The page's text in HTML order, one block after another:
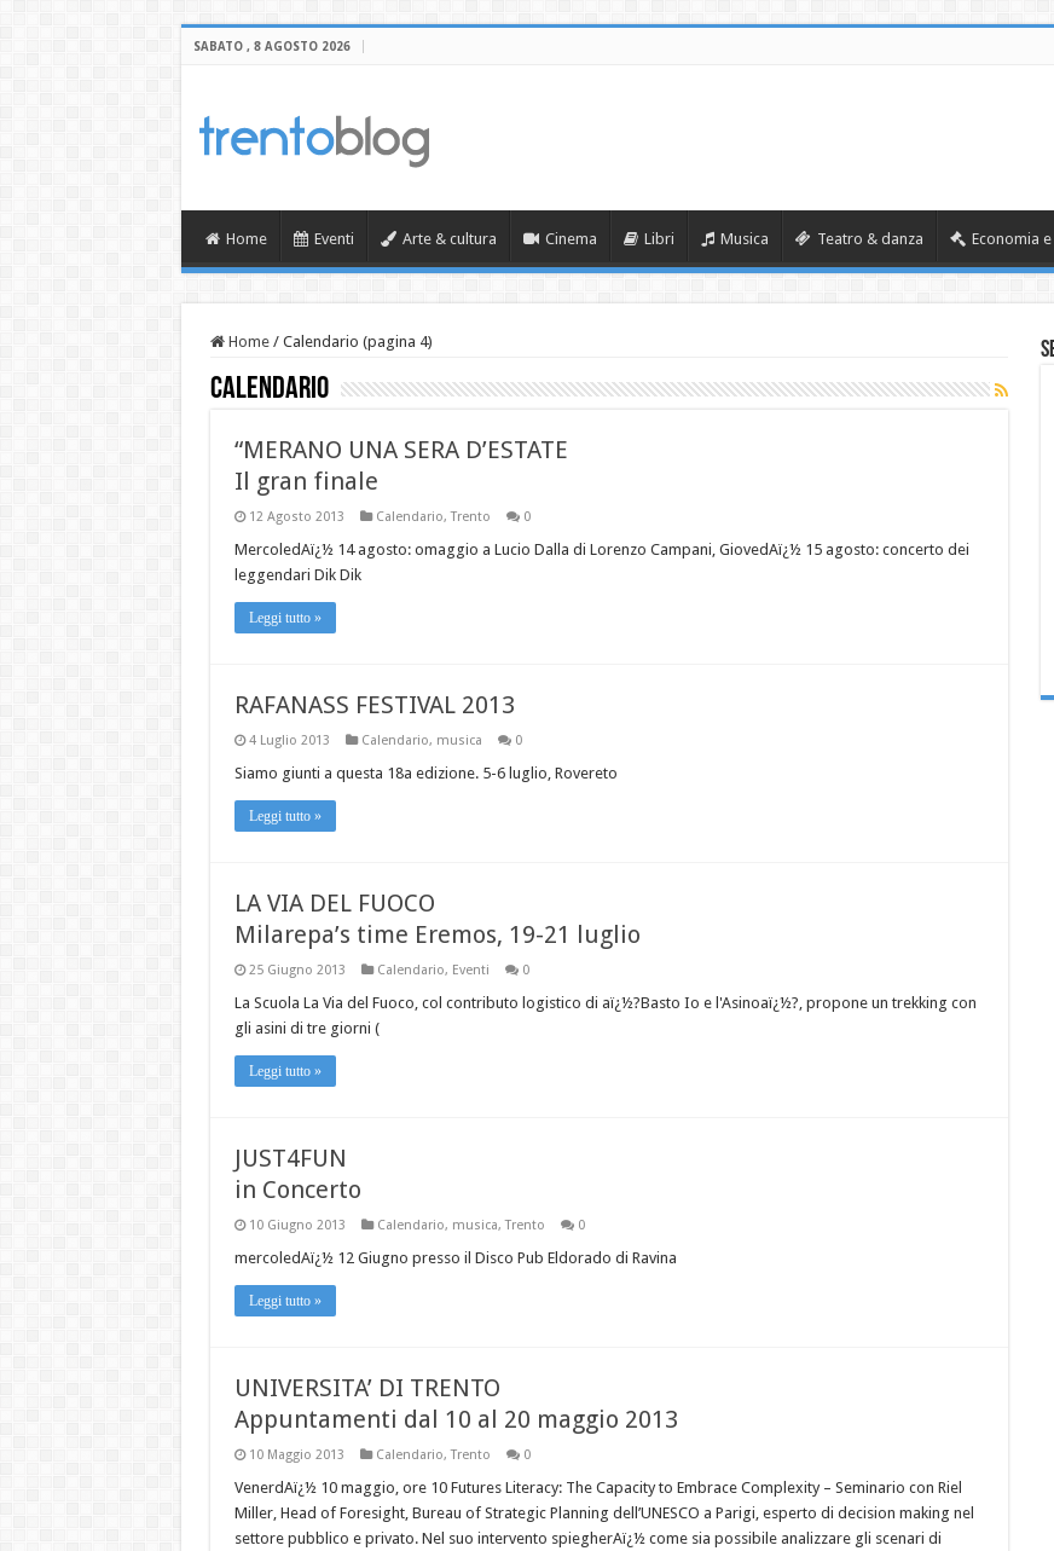
SABATO , 8 AGOSTO 2026
Home Eventi Arte & cultura Cinema Libri Musica Teatro & danza Economia
Home / Calendario (pagina 4)
Calendario
“MERANO UNA SERA D’ESTATE
Il gran finale
12 Agosto 2013 Calendario,Trento 0
MercoledAï¿½ 14 agosto: omaggio a Lucio Dalla di Lorenzo Campani, GiovedAï¿½ 15 agosto: concerto dei
leggendari Dik Dik
Leggi tutto »
RAFANASS FESTIVAL 2013
4 Luglio 2013 Calendario, musica 0
Siamo giunti a questa 18a edizione. 5-6 luglio, Rovereto
Leggi tutto »
LA VIA DEL FUOCO
Milarepa’s time Eremos, 19-21 luglio
25 Giugno 2013 Calendario, Eventi 0
La Scuola La Via del Fuoco, col contributo logistico di aï¿½?Basto Io e l'Asinoaï¿½?, propone un trekking con
gli asini di tre giorni (
Leggi tutto »
JUST4FUN
in Concerto
10 Giugno 2013 Calendario, musica,Trento 0
mercoledAï¿½ 12 Giugno presso il Disco Pub Eldorado di Ravina
Leggi tutto »
UNIVERSITA’ DI TRENTO
Appuntamenti dal 10 al 20 maggio 2013
10 Maggio 2013 Calendario,Trento 0
VenerdAï¿½ 10 maggio, ore 10 Futures Literacy: The Capacity to Embrace Complexity – Seminario con Riel
Miller, Head of Foresight, Bureau of Strategic Planning dell’UNESCO a Parigi, esperto di decision making nel
settore pubblico e privato. Nel suo intervento spiegherAï¿½ come sia possibile analizzare gli scenari di